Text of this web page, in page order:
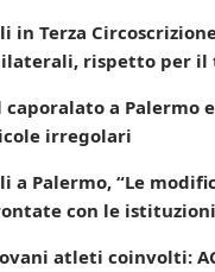
in Terza
rispetto per il
caporalato a Palermo
irregolari
a Palermo, “Le
con le
atleti coinvolti: